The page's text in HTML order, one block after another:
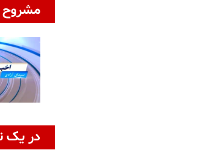
مشروح
در یک